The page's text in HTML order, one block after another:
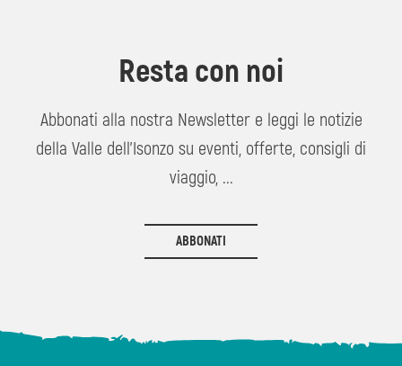
Resta con noi
Abbonati alla nostra Newsletter e leggi le notizie
della Valle dell'Isonzo su eventi, offerte, consigli di
viaggio, ...
ABBONATI